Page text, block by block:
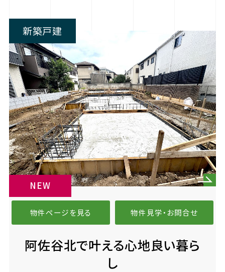
新築戸建
NEW
物件ページを見る 物件見学・お問合せ
阿佐谷北で叶える心地良い暮ら
し